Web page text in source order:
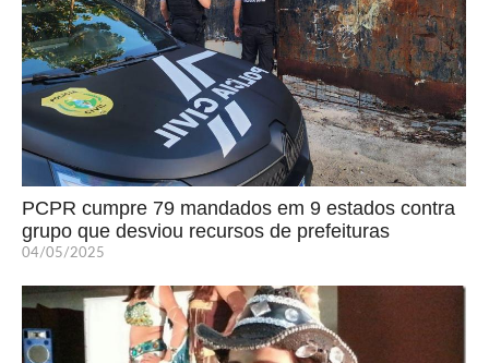
PCPR cumpre 79 mandados em 9 estados contra
grupo que desviou recursos de prefeituras
04/05/2025